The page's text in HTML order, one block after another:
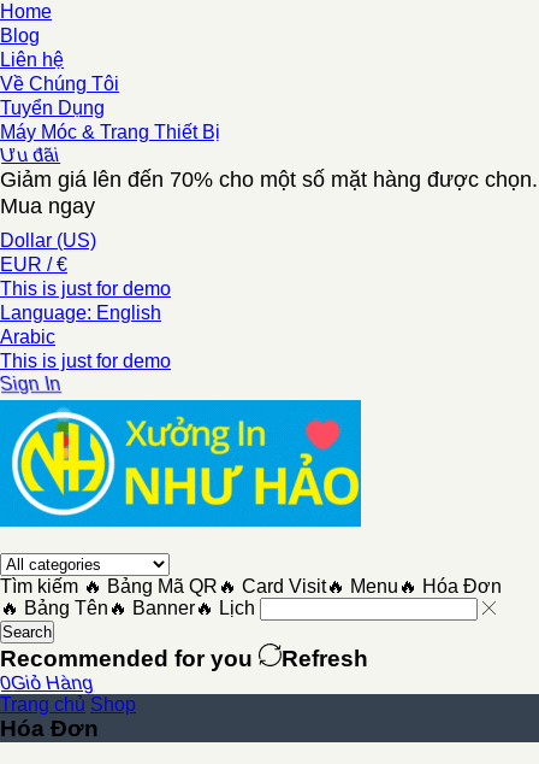
Home
Blog
Liên hệ
Về Chúng Tôi
Tuyển Dụng
Máy Móc & Trang Thiết Bị
đãi
Giảm giá lên đến 70% cho một số mặt hàng được chọn.
Mua ngay
Dollar (US)
EUR / €
This is just for demo
Language: English
Arabic
This is just for demo
In
Tìm kiếm 🔥 Bảng Mã QR 🔥 Card Visit🔥 Menu 🔥 Hóa Đơn
🔥 Bảng Tên 🔥 Banner🔥 Lịch
Search
Recommended for you Refresh
Giỏ Hàng
Trang chủ Shop
Hóa Đơn